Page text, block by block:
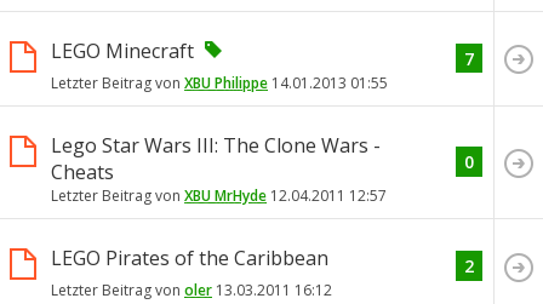
LEGO Minecraft
Letzter Beitrag von XBU Philippe 14.01.2013 01:55
7
Lego Star Wars III: The Clone Wars -
Cheats
Letzter Beitrag von XBU MrHyde 12.04.2011 12:57
0
LEGO Pirates of the Caribbean
Letzter Beitrag von oler 13.03.2011 16:12
2